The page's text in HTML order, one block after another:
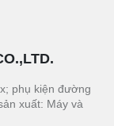
phụ kiện đường
xuất: Máy và